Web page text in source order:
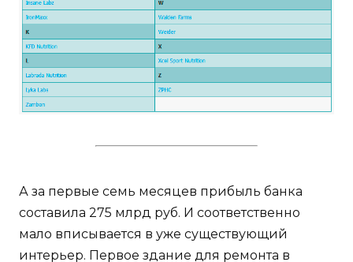
А за первые семь месяцев прибыль банка
составила 275 млрд руб. И соответственно
мало вписывается в уже существующий
интерьер. Первое здание для ремонта в